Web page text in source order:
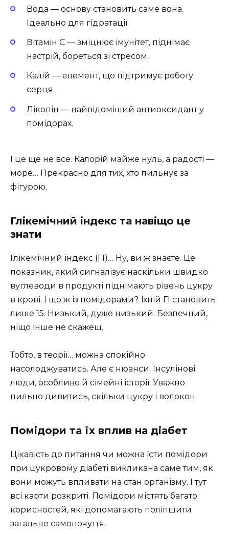
Вода — основу становить саме вона.
Ідеально для гідратації.
Вітамін C — зміцнює імунітет, піднімає
настрій, бореться зі стресом.
Калій — елемент, що підтримує роботу
серця.
Лікопін — найвідоміший антиоксидант у
помідорах.
І це ще не все. Калорій майже нуль, а радості —
море… Прекрасно для тих, хто пильнує за
фігурою.
Глікемічний індекс та навіщо це
знати
Глікемічний індекс (ГІ)… Ну, ви ж знаєте. Це
показник, який сигналізує наскільки швидко
вуглеводи в продукті піднімають рівень цукру
в крові. І що ж із помідорами? Їхній ГІ становить
лише 15. Низький, дуже низький. Безпечний,
ніщо інше не скажеш.
Тобто, в теорії… можна спокійно
насолоджуватись. Але є нюанси. Інсулінові
люди, особливо й сімейні історії. Уважно
пильно дивитись, скільки цукру і волокон.
Помідори та їх вплив на діабет
Цікавість до питання чи можна їсти помідори
при цукровому діабеті викликана саме тим, як
вони можуть впливати на стан організму. І тут
всі карти розкриті. Помідори містять багато
корисностей, які допомагають поліпшити
загальне самопочуття.